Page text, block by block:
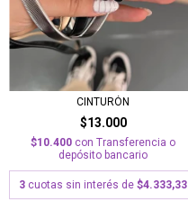
CINTURÓN
$13.000
$10.400 con Transferencia o
depósito bancario
3 cuotas sin interés de $4.333,33